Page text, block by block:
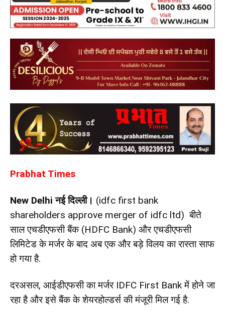
Prabhat Times
New Delhi नई दिल्ली। (idfc first bank
shareholders approve merger of idfc ltd) बीते
साल एचडीएफसी बैंक (HDFC Bank) और एचडीएफसी
लिमिटेड के मर्जर के बाद अब एक और बड़े विलय का रास्ता साफ
हो गया है.
दरअसल, आईडीएफसी का मर्जर IDFC First Bank में होने जा
रहा है और इसे बैंक के शेयरहोल्डर्स की मंजूरी मिल गई है.